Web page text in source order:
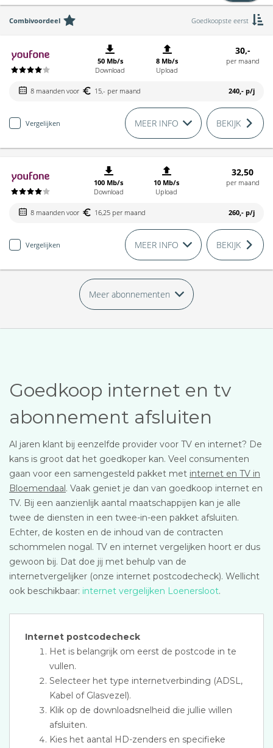
Combivoordeel Goedkoopste eerst
50 Mb/s
Download
8 Mb/s
Upload
30,-
per maand
8 maanden voor 15,- per maand 240,- p/j
Vergelijken MEER INFO BEKIJK
100 Mb/s
Download
10 Mb/s
Upload
32,50
per maand
8 maanden voor 16,25 per maand 260,- p/j
Vergelijken MEER INFO BEKIJK
Meer abonnementen
Goedkoop internet en tv
abonnement afsluiten
Al jaren klant bij eenzelfde provider voor TV en internet? De
kans is groot dat het goedkoper kan. Veel consumenten
gaan voor een samengesteld pakket met internet en TV in
Bloemendaal. Vaak geniet je dan van goedkoop internet en
TV. Bij een aanzienlijk aantal maatschappijen kan je alle
twee de diensten in een twee-in-een pakket afsluiten.
Echter, de kosten en de inhoud van de contracten
schommelen nogal. TV en internet vergelijken hoort er dus
gewoon bij. Dat doe jij met behulp van de
internetvergelijker (onze internet postcodecheck). Wellicht
ook beschikbaar: internet vergelijken Loenersloot.
Internet postcodecheck
Het is belangrijk om eerst de postcode in te
vullen.
Selecteer het type internetverbinding (ADSL,
Kabel of Glasvezel).
Klik op de downloadsnelheid die jullie willen
afsluiten.
Kies het aantal HD-zenders en specifieke